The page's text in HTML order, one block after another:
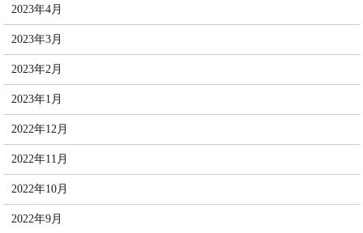
2023年4月
2023年3月
2023年2月
2023年1月
2022年12月
2022年11月
2022年10月
2022年9月